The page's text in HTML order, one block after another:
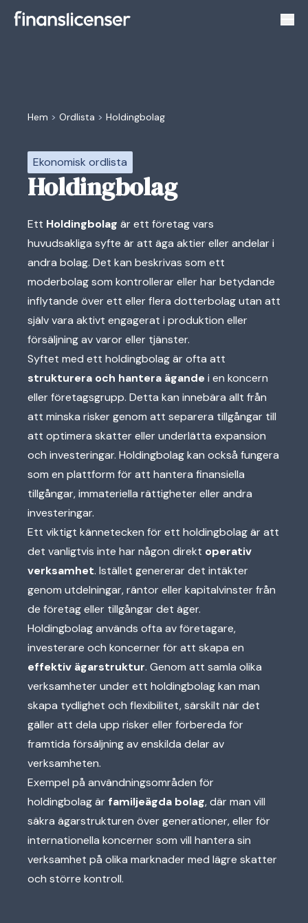
Hem > Ordlista > Holdingbolag
Ekonomisk ordlista
Holdingbolag
Ett Holdingbolag är ett företag vars
huvudsakliga syfte är att äga aktier eller andelar i
andra bolag. Det kan beskrivas som ett
moderbolag som kontrollerar eller har betydande
inflytande över ett eller flera dotterbolag utan att
själv vara aktivt engagerat i produktion eller
försäljning av varor eller tjänster.
Syftet med ett holdingbolag är ofta att
strukturera och hantera ägandei en koncern
eller företagsgrupp. Detta kan innebära allt från
att minska risker genom att separera tillgångar till
att optimera skatter eller underlätta expansion
och investeringar. Holdingbolag kan också fungera
som en plattform för att hantera finansiella
tillgångar, immateriella rättigheter eller andra
investeringar.
Ett viktigt kännetecken för ett holdingbolag är att
det vanligtvis inte har någon direkt operativ
verksamhet. Istället genererar det intäkter
genom utdelningar, räntor eller kapitalvinster från
de företag eller tillgångar det äger.
Holdingbolag används ofta av företagare,
investerare och koncerner för att skapa en
effektiv ägarstruktur. Genom att samla olika
verksamheter under ett holdingbolag kan man
skapa tydlighet och flexibilitet, särskilt när det
gäller att dela upp risker eller förbereda för
framtida försäljning av enskilda delar av
verksamheten.
Exempel på användningsområden för
holdingbolag är familjeägda bolag, där man vill
säkra ägarstrukturen över generationer, eller för
internationella koncerner som vill hantera sin
verksamhet på olika marknader med lägre skatter
och större kontroll.